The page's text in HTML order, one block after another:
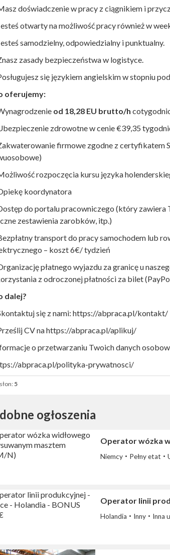
doświadczenie w pracy z ciągnikiem i
otwarty na możliwość pracy również w
samodzielny, odpowiedzialny i punktualny.
zasady bezpieczeństwa w logistyce.
się językiem angielskim w stopniu
oferujemy:
od 18,28 EU brutto/h
zdrowotne w cenie €39,35
firmowe zgodne z certyfikatem
rozpoczęcia kursu języka
koordynatora
do portalu pracowniczego (który zawiera
zestawienia zarobków, itp.)
transport do pracy samochodem lub
– koszt 6€/ tydzień
płatnego wyjazdu za granicę u
z odroczonej płatności za bilet
dalej?
się z nami: https://abpraca.pl/kontakt/
CV na https://abpraca.pl/aplikuj/
o przetwarzaniu Twoich danych
abpraca.pl/polityka-prywatnosci/
5
ogłoszenia
Operator wózka
Niemcy Pełny etat
Operator linii
Holandia Inny Inna